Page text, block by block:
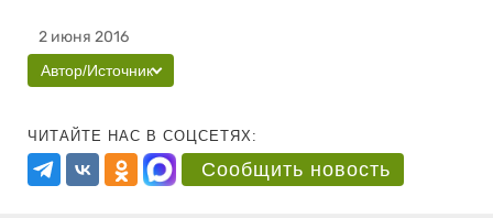
2 июня 2016
Автор/Источник
ЧИТАЙТЕ НАС В СОЦСЕТЯХ:
Сообщить новость